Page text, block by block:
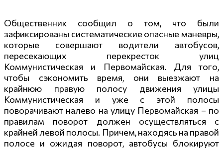
Общественник сообщил о том, что были
зафиксированы систематические опасные маневры,
которые совершают водители автобусов,
пересекающих перекресток улиц
Коммунистическая и Первомайская. Для того,
чтобы сэкономить время, они выезжают на
крайнюю правую полосу движения улицы
Коммунистическая и уже с этой полосы
поворачивают налево на улицу Первомайская – по
правилам поворот должен осуществляться с
крайней левой полосы. Причем, находясь на правой
полосе и ожидая поворот, автобусы блокируют